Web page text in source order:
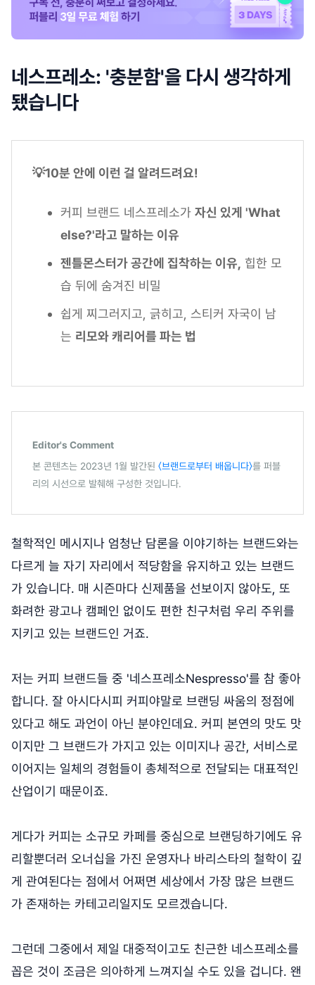
네스프레소: '충분함'을 다시 생각하게
됐습니다
💡10분 안에 이런 걸 알려드려요!
커피 브랜드 네스프레소가 자신 있게 'What
else?'라고 말하는 이유
젠틀몬스터가 공간에 집착하는 이유, 힙한 모
습 뒤에 숨겨진 비밀
쉽게 찌그러지고, 긁히고, 스티커 자국이 남
는 리모와 캐리어를 파는 법
Editor's Comment
본 콘텐츠는 2023년 1월 발간된 〈브랜드로부터 배웁니다〉를 퍼블
리의 시선으로 발췌해 구성한 것입니다.
철학적인 메시지나 엄청난 담론을 이야기하는 브랜드와는
다르게 늘 자기 자리에서 적당함을 유지하고 있는 브랜드
가 있습니다. 매 시즌마다 신제품을 선보이지 않아도, 또
화려한 광고나 캠페인 없이도 편한 친구처럼 우리 주위를
지키고 있는 브랜드인 거죠.
저는 커피 브랜드들 중 '네스프레소Nespresso'를 참 좋아
합니다. 잘 아시다시피 커피야말로 브랜딩 싸움의 정점에
있다고 해도 과언이 아닌 분야인데요. 커피 본연의 맛도 맛
이지만 그 브랜드가 가지고 있는 이미지나 공간, 서비스로
이어지는 일체의 경험들이 총체적으로 전달되는 대표적인
산업이기 때문이죠.
게다가 커피는 소규모 카페를 중심으로 브랜딩하기에도 유
리할뿐더러 오너십을 가진 운영자나 바리스타의 철학이 깊
게 관여된다는 점에서 어쩌면 세상에서 가장 많은 브랜드
가 존재하는 카테고리일지도 모르겠습니다.
그런데 그중에서 제일 대중적이고도 친근한 네스프레소를
꼽은 것이 조금은 의아하게 느껴지실 수도 있을 겁니다. 왠